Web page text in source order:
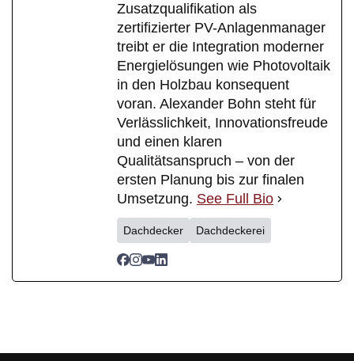
Zusatzqualifikation als
zertifizierter PV-Anlagenmanager
treibt er die Integration moderner
Energielösungen wie Photovoltaik
in den Holzbau konsequent
voran. Alexander Bohn steht für
Verlässlichkeit, Innovationsfreude
und einen klaren
Qualitätsanspruch – von der
ersten Planung bis zur finalen
Umsetzung. See Full Bio
Dachdecker Dachdeckerei